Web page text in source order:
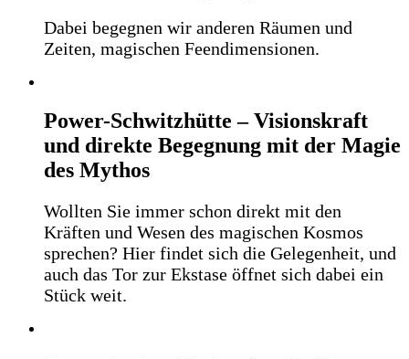
Dabei begegnen wir anderen Räumen und
Zeiten, magischen Feendimensionen.
Power-Schwitzhütte – Visionskraft
und direkte Begegnung mit der Magie
des Mythos
Wollten Sie immer schon direkt mit den
Kräften und Wesen des magischen Kosmos
sprechen? Hier findet sich die Gelegenheit, und
auch das Tor zur Ekstase öffnet sich dabei ein
Stück weit.